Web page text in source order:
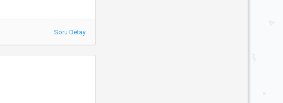
Soru Detay